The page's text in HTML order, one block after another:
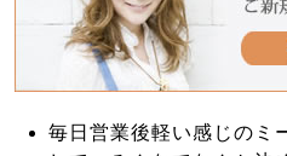
毎日営業後軽い感じのミ